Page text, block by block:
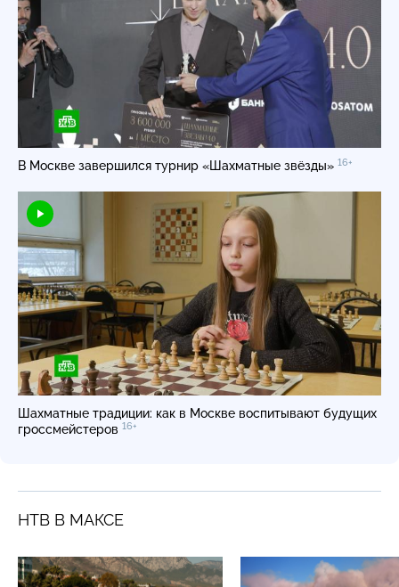
В Москве завершился турнир «Шахматные звёзды» 16+
Шахматные традиции: как в Москве воспитывают будущих
гроссмейстеров 16+
НТВ В МАКСЕ